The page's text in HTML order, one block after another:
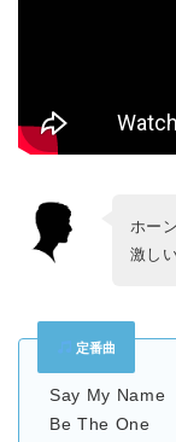
ホー
激し
定番曲
Say My Name
Be The One